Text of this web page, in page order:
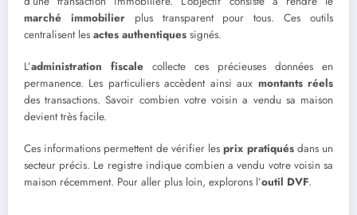
marché immobilierplus transparent pour tous. Ces outils
centralisent les actes authentiques signés.
L’administration fiscale collecte ces précieuses données en
permanence. Les particuliers accèdent ainsi aux montants réels
des transactions. Savoir combien votre voisin a vendu sa maison
devient très facile.
Ces informations permettent de vérifier lesprix pratiquésdans un
secteur précis. Le registre indique combien a vendu votre voisin sa
maison récemment. Pour aller plus loin, explorons l’outil DVF.